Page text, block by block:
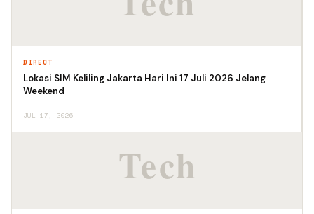
DIRECT
Lokasi SIM Keliling Jakarta Hari Ini 17 Juli 2026 Jelang
Weekend
JUL 17, 2026